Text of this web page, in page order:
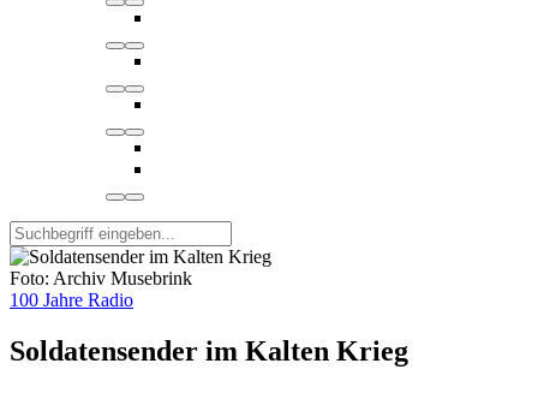
Foto: Archiv Musebrink
100 Jahre Radio
Soldatensender im Kalten Krieg